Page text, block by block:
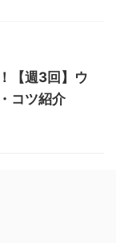
【週3回】ウ
コツ紹介